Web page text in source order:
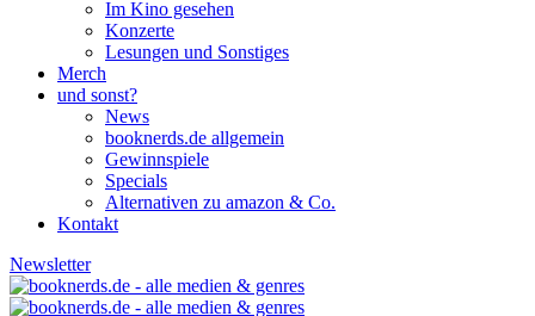
Im Kino gesehen
Konzerte
Lesungen und Sonstiges
Merch
und sonst?
News
booknerds.de allgemein
Gewinnspiele
Specials
Alternativen zu amazon & Co.
Kontakt
Newsletter